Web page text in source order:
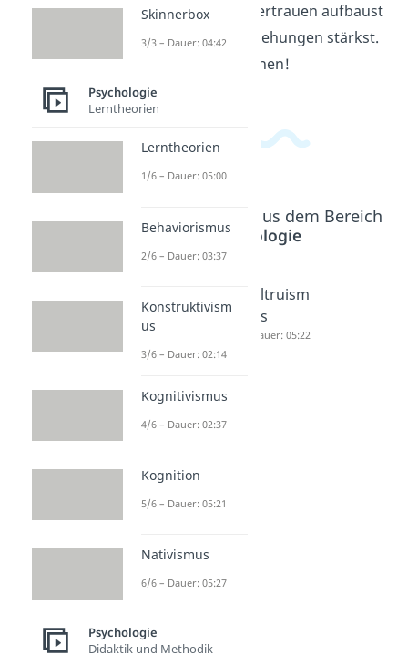
du durch Loyalität Vertrauen aufbaust
und langfristige Beziehungen stärkst.
Viel Spaß beim Ansehen!
Beliebte Inhalte aus dem Bereich
Psychologie
Dauer: 04:55 der
Dauer: 05:12
Altruism
us
Dauer: 05:22
Skinnerbox
3/3 – Dauer: 04:42
Psychologie
Lerntheorien
Lerntheorien
1/6 – Dauer: 05:00
Behaviorismus
2/6 – Dauer: 03:37
Konstruktivism
us
3/6 – Dauer: 02:14
Kognitivismus
4/6 – Dauer: 02:37
Kognition
5/6 – Dauer: 05:21
Nativismus
6/6 – Dauer: 05:27
Psychologie
Didaktik und Methodik